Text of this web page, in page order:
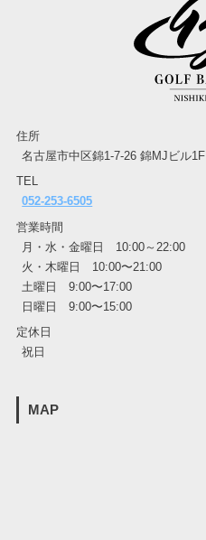
住所
名古屋市中区錦1-7-26 錦MJビル1F
TEL
052-253-6505
営業時間
月・水・金曜日 10:00～22:00
火・木曜日 10:00〜21:00
土曜日 9:00〜17:00
日曜日 9:00〜15:00
定休日
祝日
MAP